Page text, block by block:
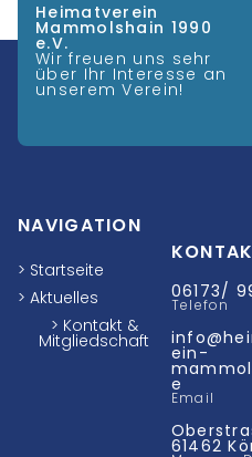
Heimatverein
Mammolshain 1990
e.V.
Wir freuen uns sehr
über Ihr Interesse an
unserem Verein!
NAVIGATION
> Startseite
> Aktuelles
> Kontakt &
Mitgliedschaft
06173/
Telefon
ein-
e
Email
61462